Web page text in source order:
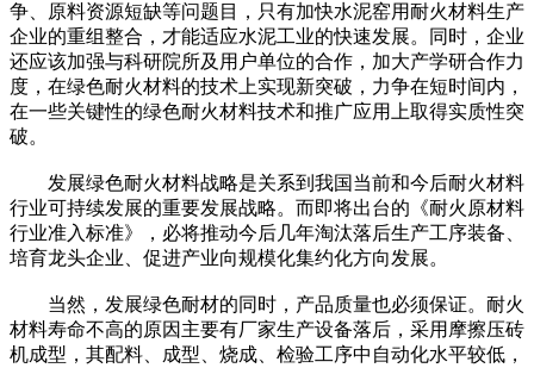
争、原料资源短缺等问题目，只有加快水泥窑用耐火材料生产
企业的重组整合，才能适应水泥工业的快速发展。同时，企业
还应该加强与科研院所及用户单位的合作，加大产学研合作力
度，在绿色耐火材料的技术上实现新突破，力争在短时间内，
在一些关键性的绿色耐火材料技术和推广应用上取得实质性突
破。
发展绿色耐火材料战略是关系到我国当前和今后耐火材料
行业可持续发展的重要发展战略。而即将出台的《耐火原材料
行业准入标准》，必将推动今后几年淘汰落后生产工序装备、
培育龙头企业、促进产业向规模化集约化方向发展。
当然，发展绿色耐材的同时，产品质量也必须保证。耐火
材料寿命不高的原因主要有厂家生产设备落后，采用摩擦压砖
机成型，其配料、成型、烧成、检验工序中自动化水平较低，